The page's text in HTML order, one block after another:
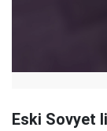
Eski Sovyet